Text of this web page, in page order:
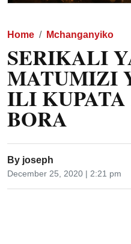
Home Mchanganyiko
SERIKALI
MATUMIZI
ILI
BORA
By joseph
December 25, 2020 | 2:21 pm